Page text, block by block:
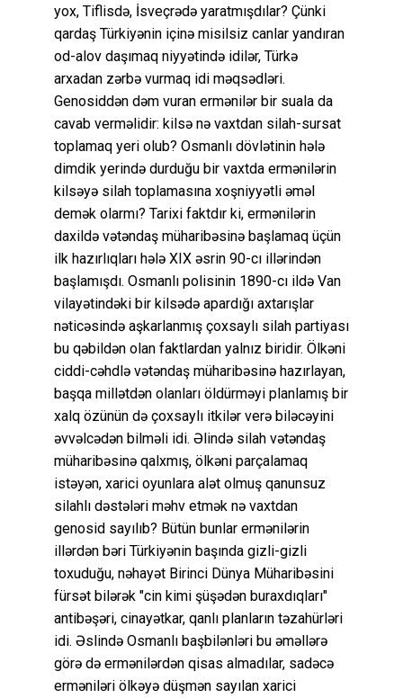
yox, Tiflisdə, İsveçrədə yaratmışdılar? Çünki
qardaş Türkiyənin içinə misilsiz canlar yandıran
od-alov daşımaq niyyətində idilər, Türkə
arxadan zərbə vurmaq idi məqsədləri.
Genosiddən dəm vuran ermənilər bir suala da
cavab verməlidir: kilsə nə vaxtdan silah-sursat
toplamaq yeri olub? Osmanlı dövlətinin hələ
dimdik yerində durduğu bir vaxtda ermənilərin
kilsəyə silah toplamasına xoşniyyətli əməl
demək olarmı? Tarixi faktdır ki, ermənilərin
daxildə vətəndaş müharibəsinə başlamaq üçün
ilk hazırlıqları hələ XIX əsrin 90-cı illərindən
başlamışdı. Osmanlı polisinin 1890-cı ildə Van
vilayətindəki bir kilsədə apardığı axtarışlar
nəticəsində aşkarlanmış çoxsaylı silah partiyası
bu qəbildən olan faktlardan yalnız biridir. Ölkəni
ciddi-cəhdlə vətəndaş müharibəsinə hazırlayan,
başqa millətdən olanları öldürməyi planlamış bir
xalq özünün də çoxsaylı itkilər verə biləcəyini
əvvəlcədən bilməli idi. Əlində silah vətəndaş
müharibəsinə qalxmış, ölkəni parçalamaq
istəyən, xarici oyunlara alət olmuş qanunsuz
silahlı dəstələri məhv etmək nə vaxtdan
genosid sayılıb? Bütün bunlar ermənilərin
illərdən bəri Türkiyənin başında gizli-gizli
toxuduğu, nəhayət Birinci Dünya Müharibəsini
fürsət bilərək "cin kimi şüşədən buraxdıqları"
antibəşəri, cinayətkar, qanlı planların təzahürləri
idi. Əslində Osmanlı başbilənləri bu əməllərə
görə də ermənilərdən qisas almadılar, sadəcə
erməniləri ölkəyə düşmən sayılan xarici